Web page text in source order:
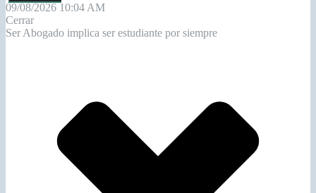
09/08/2026 10:04 AM
Cerrar
Ser Abogado implica ser estudiante por siempre